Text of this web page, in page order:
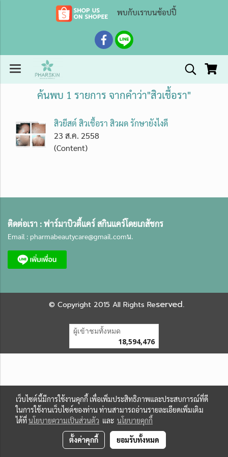
พบกับเราบนช้อปปี้
ค้นพบ 1 รายการ จากคำว่า"สิวเชื้อรา"
สิวยีสต์ สิวเชื้อรา สิวผด รักษายังไงดี
23 ส.ค. 2558
(Content)
ติดต่อเรา :ฟาร์มาบิวตี้แคร์ สกินแคร์โดยเภสัชกร
Email : pharmabeautycare@gmail.comน.
© Copyright 2015 All Rights Reserved.
ผู้เข้าชมทั้งหมด
18,594,476
เว็บไซต์นี้มีการใช้งานคุกกี้ เพื่อเพิ่มประสิทธิภาพและประสบการณ์ที่ดี
ในการใช้งานเว็บไซต์ของท่าน ท่านสามารถอ่านรายละเอียดเพิ่มเติม
ได้ที่นโยบายความเป็นส่วนตัว และ นโยบายคุกกี้
ตั้งค่าคุกกี้ ยอมรับทั้งหมด